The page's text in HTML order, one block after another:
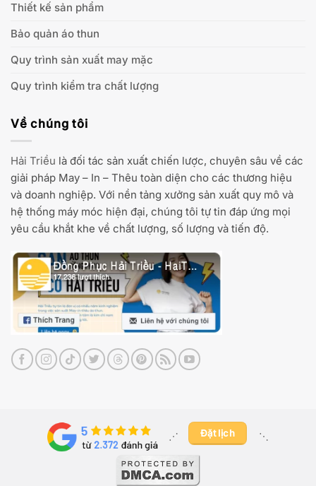
Thiết kế sản phẩm
Bảo quản áo thun
Quy trình sản xuất may mặc
Quy trình kiểm tra chất lượng
Về chúng tôi
Hải Triều là đối tác sản xuất chiến lược, chuyên sâu về các
giải pháp May – In – Thêu toàn diện cho các thương hiệu
và doanh nghiệp. Với nền tảng xưởng sản xuất quy mô và
hệ thống máy móc hiện đại, chúng tôi tự tin đáp ứng mọi
yêu cầu khắt khe về chất lượng, số lượng và tiến độ.
⋰ ​ Đặt lịch ⋱